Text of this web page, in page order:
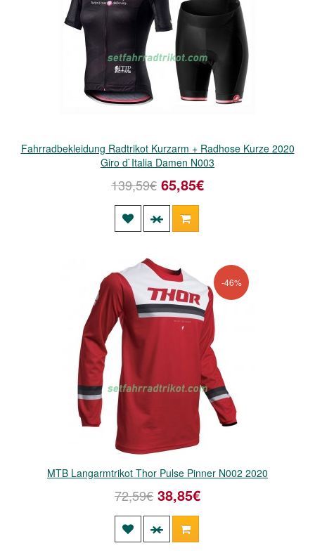
Fahrradbekleidung Radtrikot Kurzarm + Radhose Kurze 2020
Giro d`Italia Damen N003
139,59€ 65,85€
-46%
MTB Langarmtrikot Thor Pulse Pinner N002 2020
72,59€ 38,85€